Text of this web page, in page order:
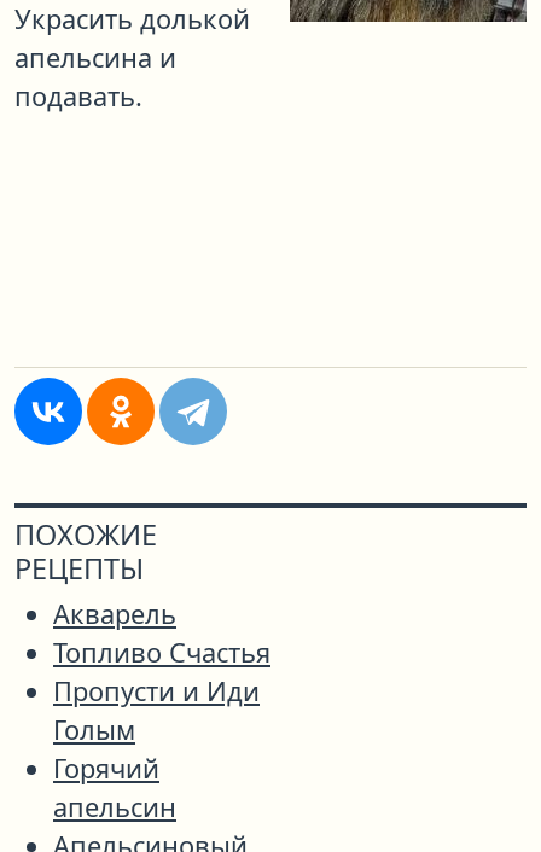
Украсить долькой
апельсина и
подавать.
ПОХОЖИЕ
РЕЦЕПТЫ
Акварель
Топливо Счастья
Пропусти и Иди
Голым
Горячий
апельсин